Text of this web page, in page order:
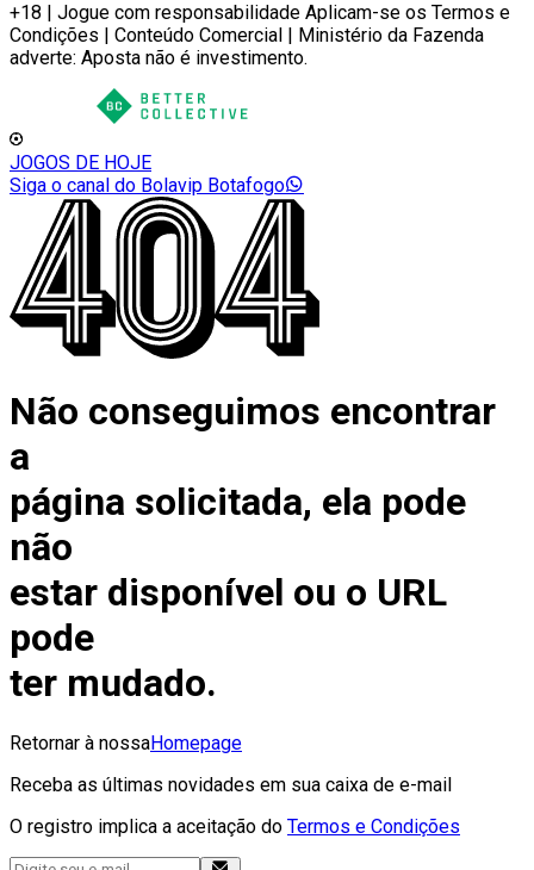
+18 | Jogue com responsabilidade Aplicam-se os Termos e
Condições | Conteúdo Comercial | Ministério da Fazenda
adverte: Aposta não é investimento.
JOGOS DE HOJE
Siga o canal do Bolavip Botafogo
Não conseguimos encontrar
a
página solicitada, ela pode
não
estar disponível ou o URL
pode
ter mudado.
Retornar à nossaHomepage
Receba as últimas novidades em sua caixa de e-mail
O registro implica a aceitação do Termos e Condições